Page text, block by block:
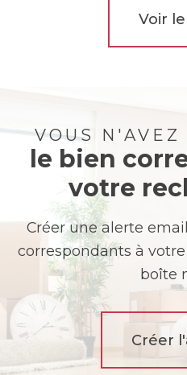
Voir
VOUS N'AVEZ
le bien
votre
Créer une alerte
correspondants à
boîte
Créer